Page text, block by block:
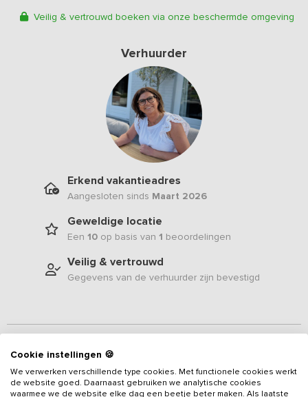
Veilig & vertrouwd boeken via onze beschermde omgeving
Verhuurder
Erkend vakantieadres
Aangesloten sinds Maart 2026
Geweldige locatie
Een 10 op basis van 1 beoordelingen
Veilig & vertrouwd
Gegevens van de verhuurder zijn bevestigd
Nieuw in ons aanbod sinds maart 2026- Dit sfeervolle
vakantieadres voor 10 personen ligt in het groene Brabantse
Cookie instellingen 🍪
We verwerken verschillende type cookies. Met functionele cookies werkt
de website goed. Daarnaast gebruiken we analytische cookies
waarmee we de website elke dag een beetje beter maken. Als laatste